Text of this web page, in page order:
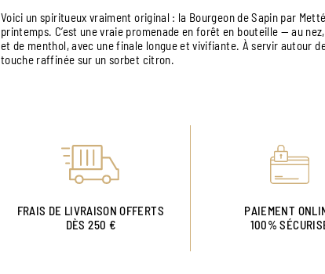
Voici un spiritueux vraiment original : la Bourgeon de Sapin par
printemps. C’est une vraie promenade en forêt en bouteille — au
et de menthol, avec une finale longue et vivifiante. À servir autour
touche raffinée sur un sorbet citron.
FRAIS DE LIVRAISON OFFERTS
DÈS 250 €
PAIEMENT
100%